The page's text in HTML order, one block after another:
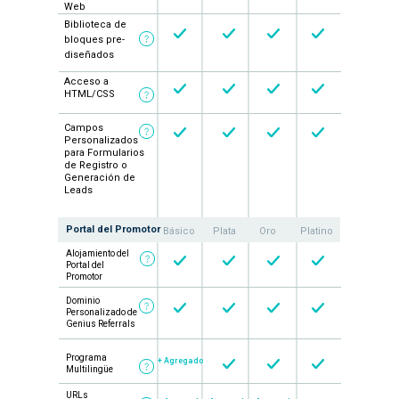
Platino
3 Programas de Referidos
Campañas Premium
Gestión Automatizada de Pagos
Tu pago es seguro y protegido
INICIAR PRUEBA GRATUITA
+ $0.03 por promotor adicional
Web
Biblioteca de
bloques pre-
diseñados
Acceso a
HTML/CSS
Campos
Personalizados
para Formularios
de Registro o
Generación de
Leads
Alojamiento del
Portal del
Promotor
Dominio
Personalizado de
Genius Referrals
Programa
Multilingüe
URLs
+ Agregado
Portal del Promotor Básico Plata Oro Platino